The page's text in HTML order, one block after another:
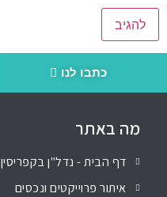
כתבו לנו
מה באתר
דף הבית - נדל"ן בקפריסין
איתור פרוייקטים ונכסים